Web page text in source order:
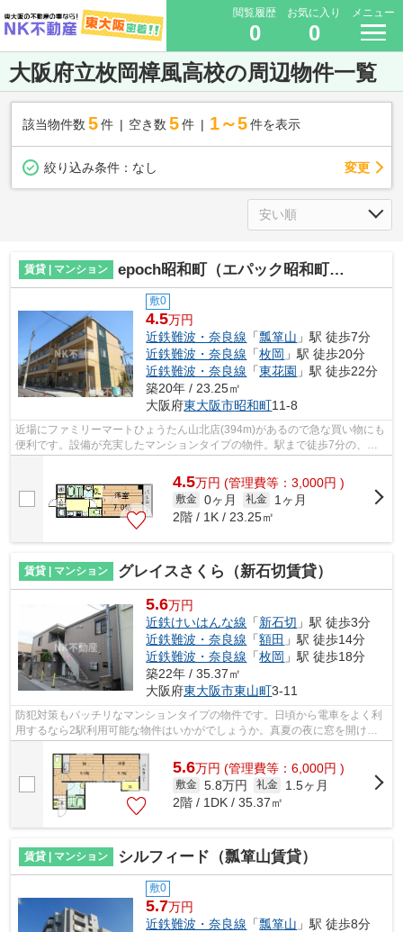
閲覧履歴
0
お気に入り
0
メニュー
大阪府立枚岡樟風高校の周辺物件一覧
該当物件数 5件 空き数 5 件 1～5 件を表示
絞り込み条件： なし 変更
賃貸 | マンション epoch昭和町（エパック昭和町）（瓢箪山賃貸）
敷0
4.5万円
近鉄難波・奈良線 「瓢箪山 」駅 徒歩7分
近鉄難波・奈良線 「枚岡 」駅 徒歩20分
近鉄難波・奈良線 「東花園 」駅 徒歩22分
築20年 / 23.25㎡
大阪府東大阪市昭和町11-8
近場にファミリーマートひょうたん山北店(394m)があるので急な買い物にも
便利です。設備が充実したマンションタイプの物件。駅まで徒歩7分の、快
4.5万円 (管理費等：3,000円 )
敷金 0ヶ月 礼金
1ヶ月
2階 / 1K / 23.25㎡
賃貸 | マンション グレイスさくら（新石切賃貸）
5.6万円
近鉄けいはんな線 「新石切 」駅 徒歩3分
近鉄難波・奈良線 「額田 」駅 徒歩14分
近鉄難波・奈良線 「枚岡 」駅 徒歩18分
築22年 / 35.37㎡
大阪府東大阪市東山町3-11
防犯対策もバッチリなマンションタイプの物件です。日頃から電車をよく利
用するなら2駅利用可能な物件はいかがでしょうか。真夏の夜に窓を開けて
5.6万円 (管理費等：6,000円 )
敷金 5.8万円 礼金
1.5ヶ月
2階 / 1DK / 35.37㎡
賃貸 | マンション シルフィード（瓢箪山賃貸）
敷0
5.7万円
近鉄難波・奈良線 「瓢箪山 」駅 徒歩8分